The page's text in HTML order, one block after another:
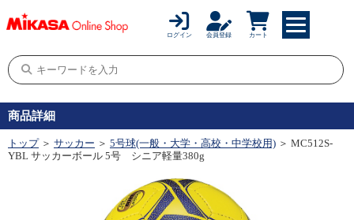
ログイン 会員登録 カート
商品詳細
トップ ＞ サッカー ＞ 5号球(一般・大学・高校・中学校用) ＞ MC512S-
YBL サッカーボール 5号 シニア軽量380g